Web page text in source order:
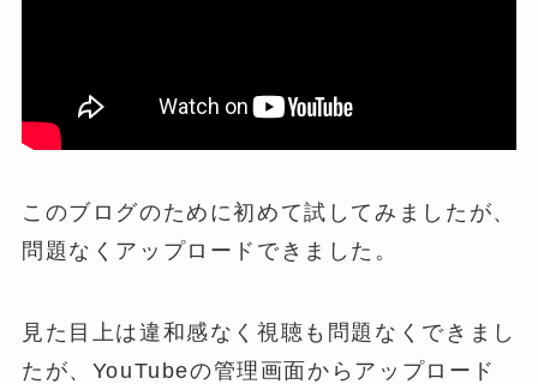
このブログのために初めて試してみましたが、
問題なくアップロードできました。
見た目上は違和感なく視聴も問題なくできまし
たが、YouTubeの管理画面からアップロード